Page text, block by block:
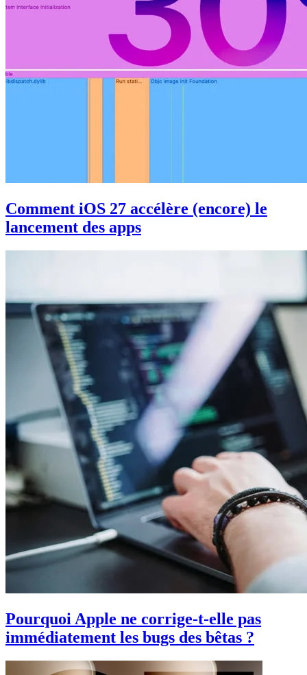
Comment iOS 27 accélère (encore) le
lancement des apps
Pourquoi Apple ne corrige-t-elle pas
immédiatement les bugs des bêtas ?